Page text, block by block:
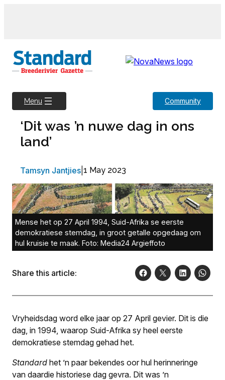
Menu Community
‘Dit was ’n nuwe dag in ons
land’
Tamsyn Jantjies 1 May 2023
Mense het op 27 April 1994, Suid-Afrika se eerste
demokratiese stemdag, in groot getalle opgedaag om
hul kruisie te maak. Foto: Media24 Argieffoto
Share this article:
Vryheidsdag word elke jaar op 27 April gevier. Dit is die
dag, in 1994, waarop Suid-Afrika sy heel eerste
demokratiese stemdag gehad het.
Standard het ’n paar bekendes oor hul herinneringe
van daardie historiese dag gevra. Dit was ’n